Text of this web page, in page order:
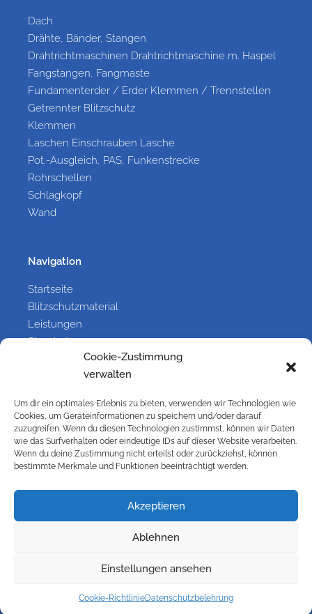
Cookie-Zustimmung
verwalten
Um dir ein optimales Erlebnis zu bieten, verwenden wir Technologien wie
Cookies, um Geräteinformationen zu speichern und/oder darauf
zuzugreifen. Wenn du diesen Technologien zustimmst, können wir Daten
wie das Surfverhalten oder eindeutige IDs auf dieser Website verarbeiten.
Wenn du deine Zustimmung nicht erteilst oder zurückziehst, können
bestimmte Merkmale und Funktionen beeinträchtigt werden.
Akzeptieren
Ablehnen
Einstellungen ansehen
Cookie-RichtlinieDatenschutzbelehrung
Dach
Drähte, Bänder, Stangen
Drahtrichtmaschinen Drahtrichtmaschine m. Haspel
Fangstangen, Fangmaste
Fundamenterder / Erder Klemmen / Trennstellen
Getrennter Blitzschutz
Klemmen
Laschen Einschrauben Lasche
Pot.-Ausgleich, PAS, Funkenstrecke
Rohrschellen
Schlagkopf
Wand
Navigation
Startseite
Blitzschutzmaterial
Leistungen
Standorte
Referenzen
Information
Kontakt
Impressum
Versandbedingungen
Widerrufsbelehrung